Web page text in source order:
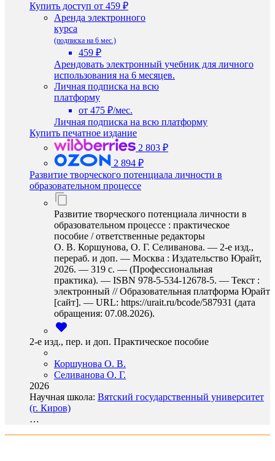
Купить доступ от 459 ₽
Аренда электронного
курса
(подписка на 6 мес.)
459 ₽
Арендовать электронный учебник для личного
использования на 6 месяцев.
Личная подписка на всю
платформу
от 475 ₽/мес.
Личная подписка на всю платформу
Купить печатное издание
2 803 ₽
2 894 ₽
Развитие творческого потенциала личности в
образовательном процессе
Развитие творческого потенциала личности в
образовательном процессе : практическое
пособие / ответственные редакторы
О. В. Коршунова, О. Г. Селиванова. — 2-е изд.,
перераб. и доп. — Москва : Издательство Юрайт,
2026. — 319 с. — (Профессиональная
практика). — ISBN 978-5-534-12678-5. — Текст :
электронный // Образовательная платформа Юрайт
[сайт]. — URL: https://urait.ru/bcode/587931 (дата
обращения: 07.08.2026).
2-е изд., пер. и доп. Практическое пособие
Коршунова О. В.
Селиванова О. Г.
2026
Научная школа: Вятский государственный университет
(г. Киров)
…